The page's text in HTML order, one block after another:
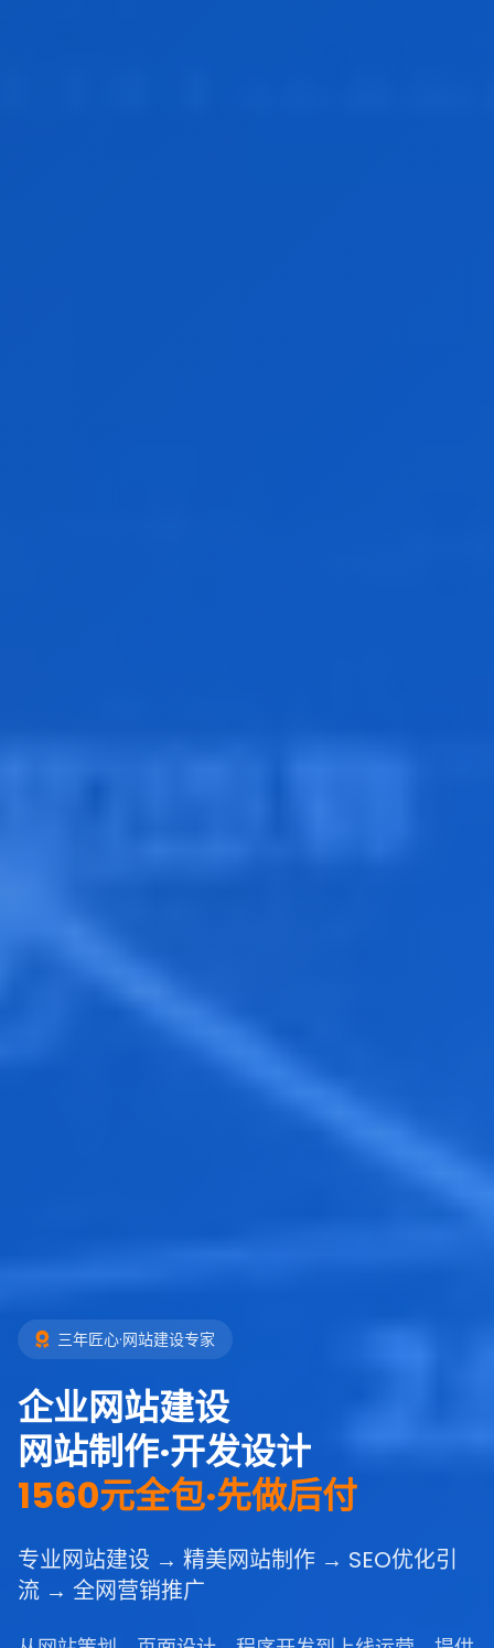
三年匠心·网站建设专家
企业网站建设
网站制作·开发设计
1560元全包·先做后付
专业网站建设 → 精美网站制作 → SEO优化引
流 → 全网营销推广